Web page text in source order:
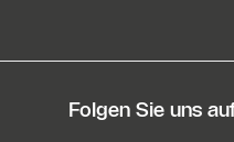
Folgen Sie uns